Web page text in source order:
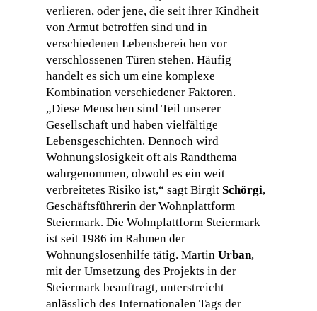
verlieren, oder jene, die seit ihrer Kindheit
von Armut betroffen sind und in
verschiedenen Lebensbereichen vor
verschlossenen Türen stehen. Häufig
handelt es sich um eine komplexe
Kombination verschiedener Faktoren.
„Diese Menschen sind Teil unserer
Gesellschaft und haben vielfältige
Lebensgeschichten. Dennoch wird
Wohnungslosigkeit oft als Randthema
wahrgenommen, obwohl es ein weit
verbreitetes Risiko ist,“ sagt Birgit Schörgi,
Geschäftsführerin der Wohnplattform
Steiermark. Die Wohnplattform Steiermark
ist seit 1986 im Rahmen der
Wohnungslosenhilfe tätig. Martin Urban,
mit der Umsetzung des Projekts in der
Steiermark beauftragt, unterstreicht
anlässlich des Internationalen Tags der